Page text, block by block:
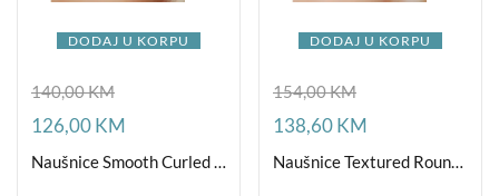
DODAJ U KORPU
140,00KM
126,00KM
Naušnice Smooth Curled Ag
DODAJ U KORPU
154,00KM
138,60KM
Naušnice Textured Round Ag